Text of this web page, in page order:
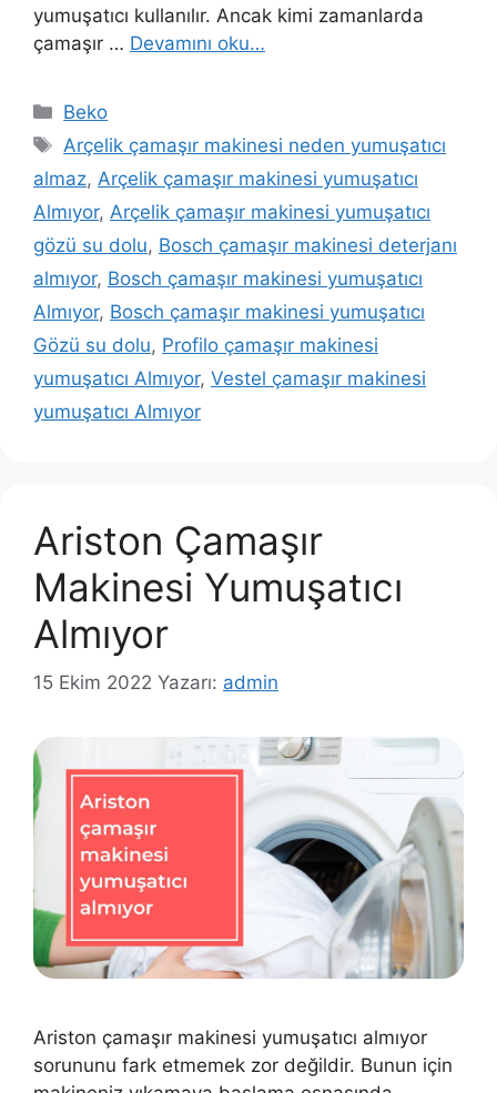
yumuşatıcı kullanılır. Ancak kimi zamanlarda
çamaşır … Devamını oku…
Kategoriler
Beko
Etiketler
Arçelik çamaşır makinesi neden yumuşatıcı
almaz, Arçelik çamaşır makinesi yumuşatıcı
Almıyor, Arçelik çamaşır makinesi yumuşatıcı
gözü su dolu, Bosch çamaşır makinesi deterjanı
almıyor, Bosch çamaşır makinesi yumuşatıcı
Almıyor, Bosch çamaşır makinesi yumuşatıcı
Gözü su dolu, Profilo çamaşır makinesi
yumuşatıcı Almıyor, Vestel çamaşır makinesi
yumuşatıcı Almıyor
Ariston Çamaşır
Makinesi Yumuşatıcı
Almıyor
15 Ekim 2022 Yazarı: admin
Ariston çamaşır makinesi yumuşatıcı almıyor
sorununu fark etmemek zor değildir. Bunun için